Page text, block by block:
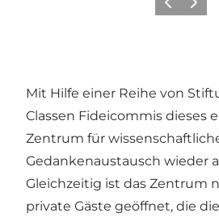
ZurückWeiter
Mit Hilfe einer Reihe von
Classen Fideicommis dieses
Zentrum für
Gedankenaustausch wieder
Gleichzeitig ist das Zentrum
private Gäste geöffnet, die